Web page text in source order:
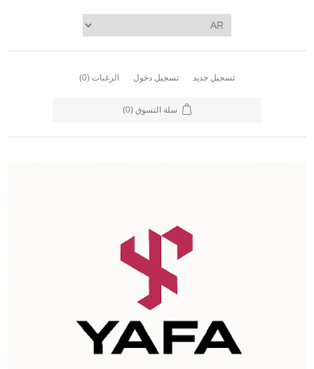
تسجيل جديد تسجيل دخول الرغبات (0)
سلة التسوق (0)